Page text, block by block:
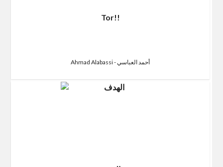
Tor!!
Ahmad Alabassi - أحمد العباسي